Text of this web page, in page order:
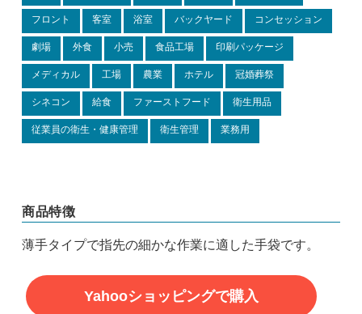
フロント 客室 浴室 バックヤード コンセッション
劇場 外食 小売 食品工場 印刷パッケージ
メディカル 工場 農業 ホテル 冠婚葬祭
シネコン 給食 ファーストフード 衛生用品
従業員の衛生・健康管理 衛生管理 業務用
商品特徴
薄手タイプで指先の細かな作業に適した手袋です。
Yahooショッピングで購入